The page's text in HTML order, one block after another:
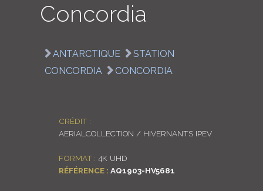
Concordia
ANTARCTIQUE
STATION
CONCORDIA
CONCORDIA
CRÉDIT :
AERIALCOLLECTION / HIVERNANTS IPEV
FORMAT : 4K UHD
RÉFÉRENCE : AQ1903-HV5681